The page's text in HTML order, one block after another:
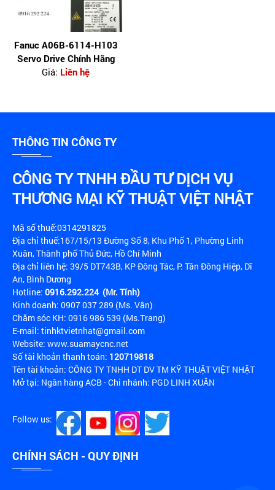
Fanuc A06B-6114-H103
Servo Drive Chính Hãng
Giá: Liên hệ
THÔNG TIN CÔNG TY
CÔNG TY TNHH ĐẦU TƯ DỊCH VỤ
THƯƠNG MẠI KỸ THUẬT VIỆT NHẬT
Mã số thuế:0314291825
Địa chỉ thuế:167/15/13 Đường Số 8, Khu Phố 1, Phường Linh
Xuân, Thành phố Thủ Đức, Hồ Chí Minh
Địa chỉ liên hệ: 39/5 DT743B, KP Đông Tác, P. Tân Đông Hiệp, Dĩ
An, Bình Dương
Hotline: 0916.292.224 (Mr. Tính)
Kinh doanh: 0907 037 289 (Ms. Vân)
Chăm sóc KH: 0916 986 539 (Ms.Trang)
E-mail: tinhktvietnhat@gmail.com
Website: www.suamaycnc.net
Số tài khoản thanh toán: 120719818
Tên tài khoản: CÔNG TY TNHH DT DV TM KỸ THUẬT VIỆT NHẬT
Mở tại: Ngân hàng ACB - Chi nhánh: PGD LINH XUÂN
Follow us:
CHÍNH SÁCH - QUY ĐỊNH